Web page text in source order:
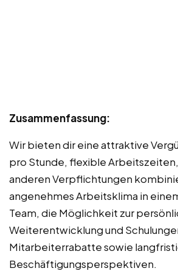
Zusammenfassung:
Wir bieten dir eine attraktive
pro Stunde, flexible
anderen Verpflichtungen
angenehmes Arbeitsklima in
Team, die Möglichkeit zur
Weiterentwicklung und
Mitarbeiterrabatte sowie
Beschäftigungsperspektiven.